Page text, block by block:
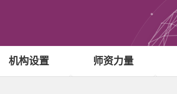
机构设置 师资力量